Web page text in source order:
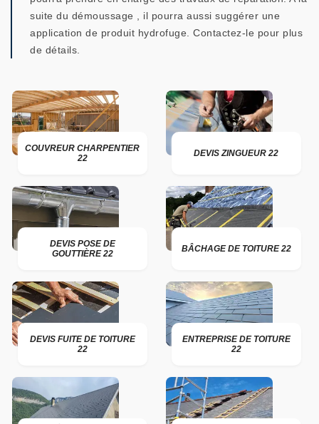
suite du démoussage , il pourra aussi suggérer une
application de produit hydrofuge. Contactez-le pour plus
de détails.
COUVREUR CHARPENTIER
22
DEVIS ZINGUEUR 22
DEVIS POSE DE
GOUTTIÈRE 22
BÂCHAGE DE TOITURE 22
DEVIS FUITE DE TOITURE
22
ENTREPRISE DE TOITURE
22